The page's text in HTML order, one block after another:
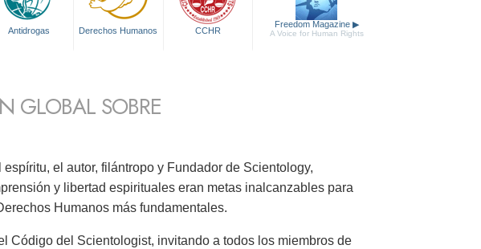
Antidrogas Derechos Humanos CCHR
Freedom Magazine ▶
A Voice for Human Rights
GLOBAL SOBRE
el autor, filántropo y Fundador de Scientology,
y libertad espirituales eran metas inalcanzables para
Humanos más fundamentales.
Código del Scientologist, invitando a todos los miembros de